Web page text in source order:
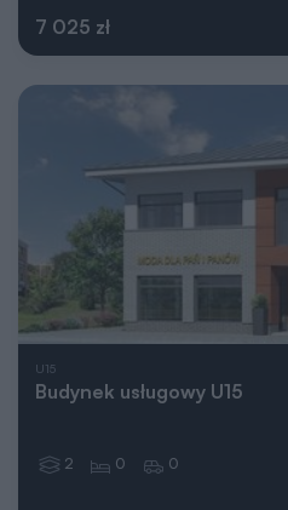
7 025 zł
U15
Budynek usługowy U15
2 0 0